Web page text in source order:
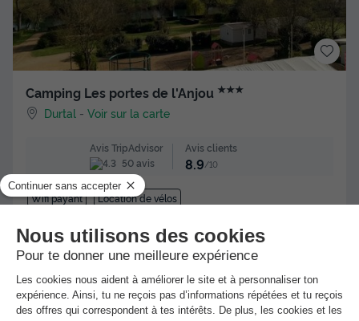
Camping Les portes de l'Anjou ★★★
Durtal -Voir sur la carte
Avis TripAdvisor
50 avis
Avis clients
8.9/10
Wifi payant Location de vélos
Bungalow toilé 5 personnes - ECO (SANS SANITAIRES)
Meilleur prix pour 7 nuits
282,60 €